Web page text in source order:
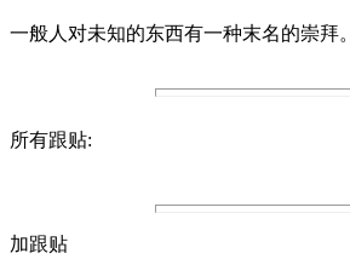
一般人对未知的东西有一种末名的崇拜。
所有跟贴:
加跟贴